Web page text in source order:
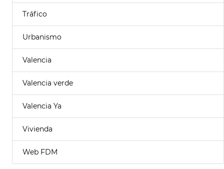
Tráfico
Urbanismo
Valencia
Valencia verde
Valencia Ya
Vivienda
Web FDM